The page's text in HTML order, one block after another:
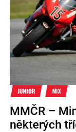
JUNIOR MIX
MMČR –
některých